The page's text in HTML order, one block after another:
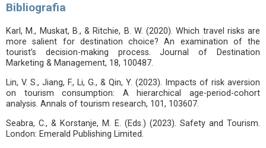
Bibliografia
Karl, M., Muskat, B., & Ritchie, B. W. (2020). Which travel risks are
more salient for destination choice? An examination of the
tourist’s decision-making process. Journal of Destination
Marketing & Management, 18, 100487.
Lin, V. S., Jiang, F., Li, G., & Qin, Y. (2023). Impacts of risk aversion
on tourism consumption: A hierarchical age-period-cohort
analysis. Annals of tourism research, 101, 103607.
Seabra, C., & Korstanje, M. E. (Eds.) (2023). Safety and Tourism.
London: Emerald Publishing Limited.